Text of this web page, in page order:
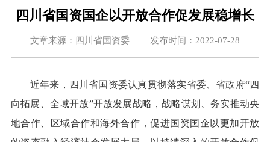
四川省国资国企以开放合作促发展稳增长
文章来源：四川省国资委 发布时间：2022-07-28
近年来，四川省国资委认真贯彻落实省委、省政府“四
向拓展、全域开放”开放发展战略，战略谋划、务实推动央
地合作、区域合作和海外合作，促进国资国企以更加开放